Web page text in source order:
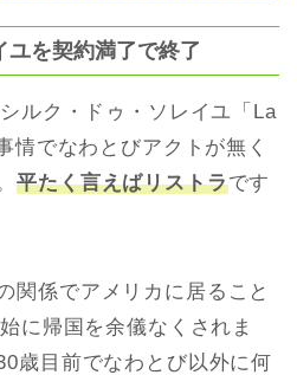
ユを契約満了で終了
ルク・ドゥ・ソレイユ「La
情でなわとびアクトが無く
平たく言えばリストラです
関係でアメリカに居ること
に帰国を余儀なくされま
歳目前でなわとび以外に何